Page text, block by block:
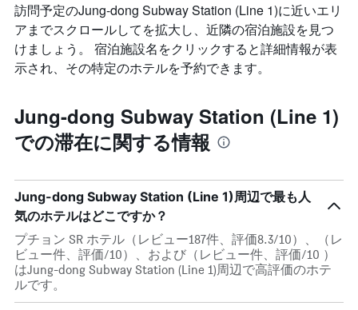
訪問予定のJung-dong Subway Station (Line 1)に近いエリ
アまでスクロールしてを拡大し、近隣の宿泊施設を見つ
けましょう。 宿泊施設名をクリックすると詳細情報が表
示され、その特定のホテルを予約できます。
Jung-dong Subway Station (Line 1)
での滞在に関する情報
Jung-dong Subway Station (Line 1)周辺で最も人
気のホテルはどこですか？
プチョン SR ホテル（レビュー187件、評価8.3/10）、（レ
ビュー件、評価/10）、および（レビュー件、評価/10 ）
はJung-dong Subway Station (Line 1)周辺で高評価のホテ
ルです。